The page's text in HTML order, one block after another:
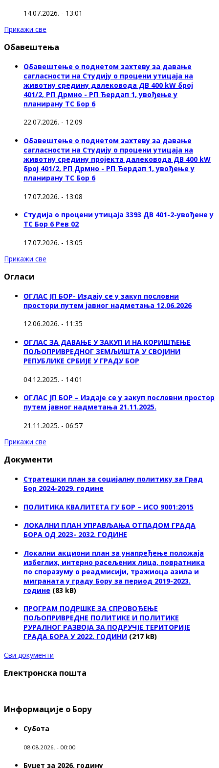
14.07.2026. - 13:01
Прикажи све
Обавештења
Обавештење о поднетом захтеву за давање
сагласности на Студију о процени утицаја на
животну средину далековода ДВ 400 kW број
401/2, РП Дрмно - РП Ђердап 1, увођење у
планирану ТС Бор 6
22.07.2026. - 12:09
Обавештење о поднетом захтеву за давање
сагласности на Студију о процени утицаја на
животну средину пројекта далековода ДВ 400 kW
број 401/2, РП Дрмно - РП Ђердап 1, увођење у
планирану ТС Бор 6
17.07.2026. - 13:08
Студија о процени утицаја 3393 ДВ 401-2-увођене у
ТС Бор 6 Рев 02
17.07.2026. - 13:05
Прикажи све
Огласи
ОГЛАС ЈП БОР- Издају се у закуп пословни
простори путем јавног надметања 12.06.2026
12.06.2026. - 11:35
ОГЛАС ЗА ДАВАЊЕ У ЗАКУП И НА КОРИШЋЕЊЕ
ПОЉОПРИВРЕДНОГ ЗЕМЉИШТА У СВОЈИНИ
РЕПУБЛИКЕ СРБИЈЕ У ГРАДУ БОР
04.12.2025. - 14:01
ОГЛАС ЈП БОР – Издаје се у закуп пословни простор
путем јавног надметања 21.11.2025.
21.11.2025. - 06:57
Прикажи све
Документи
Стратешки план за социјалну политику за Град
Бор 2024-2029. године
ПОЛИТИКА КВАЛИТЕТА ГУ БОР – ИСО 9001:2015
ЛОКАЛНИ ПЛАН УПРАВЉАЊА ОТПАДОМ ГРАДА
БОРА ОД 2023- 2032. ГОДИНЕ
Локални акциони план за унапређење положаја
избеглих, интерно расељених лица, повратника
по споразуму о реадмисији, тражиоца азила и
миграната у граду Бору за период 2019-2023.
године (83 kB)
ПРОГРАМ ПОДРШКЕ ЗА СПРОВОЂЕЊЕ
ПОЉОПРИВРЕДНЕ ПОЛИТИКЕ И ПОЛИТИКЕ
РУРАЛНОГ РАЗВОЈА ЗА ПОДРУЧЈЕ ТЕРИТОРИЈЕ
ГРАДА БОРА У 2022. ГОДИНИ (217 kB)
Сви документи
Електронска пошта
Информације о Бору
Субота
08.08.2026. - 00:00
Буџет за 2026. годину